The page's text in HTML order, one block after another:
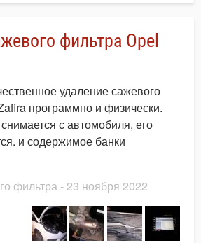
фильтра Opel
удаление сажевого
программно и физически.
с автомобиля, его
и содержимое банки
фильтра - 23 ноября 2022